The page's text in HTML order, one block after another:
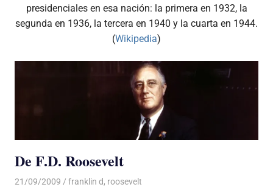
presidenciales en esa nación: la primera en 1932, la
segunda en 1936, la tercera en 1940 y la cuarta en 1944.
(Wikipedia)
De F.D. Roosevelt
21/09/2009 Luis Castellanos
franklin d, roosevelt